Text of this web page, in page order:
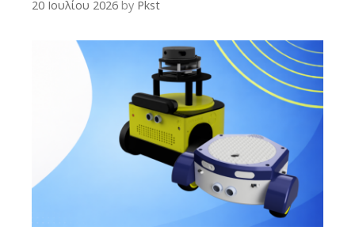
20 Ιουλίου 2026 by Pkst